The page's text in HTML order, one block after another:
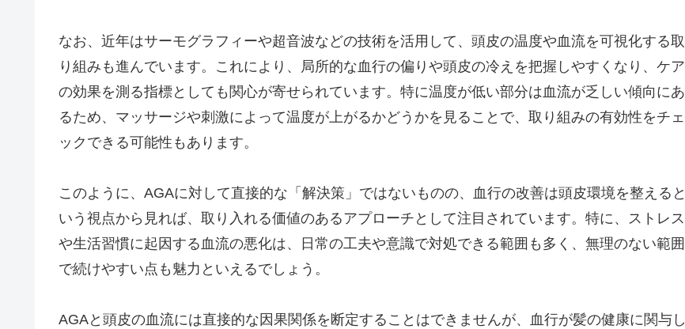
なお、近年はサーモグラフィーや超音波などの技術を活用して、頭皮の温度や血流を可視化する取
り組みも進んでいます。これにより、局所的な血行の偏りや頭皮の冷えを把握しやすくなり、ケア
の効果を測る指標としても関心が寄せられています。特に温度が低い部分は血流が乏しい傾向にあ
るため、マッサージや刺激によって温度が上がるかどうかを見ることで、取り組みの有効性をチェ
ックできる可能性もあります。
このように、AGAに対して直接的な「解決策」ではないものの、血行の改善は頭皮環境を整えると
いう視点から見れば、取り入れる価値のあるアプローチとして注目されています。特に、ストレス
や生活習慣に起因する血流の悪化は、日常の工夫や意識で対処できる範囲も多く、無理のない範囲
で続けやすい点も魅力といえるでしょう。
AGAと頭皮の血流には直接的な因果関係を断定することはできませんが、血行が髪の健康に関与し